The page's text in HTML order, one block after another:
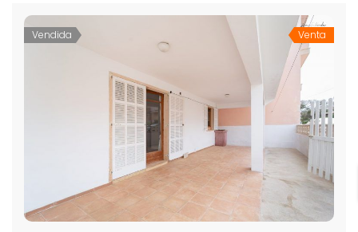
Vendida Venta